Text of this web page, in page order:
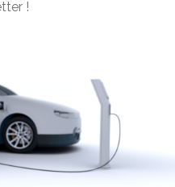
31 Juil 2025 à 10:00
!